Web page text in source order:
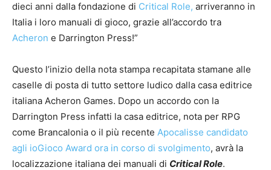
dieci anni dalla fondazione di Critical Role, arriveranno in
Italia i loro manuali di gioco, grazie all’accordo tra
Acheron e Darrington Press!”
Questo l’inizio della nota stampa recapitata stamane alle
caselle di posta di tutto settore ludico dalla casa editrice
italiana Acheron Games. Dopo un accordo con la
Darrington Press infatti la casa editrice, nota per RPG
come Brancalonia o il più recente Apocalisse candidato
agli ioGioco Award ora in corso di svolgimento, avrà la
localizzazione italiana dei manuali di Critical Role.